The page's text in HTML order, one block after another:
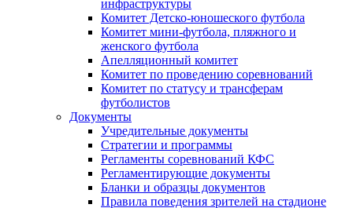
инфраструктуры
Комитет Детско-юношеского футбола
Комитет мини-футбола, пляжного и
женского футбола
Апелляционный комитет
Комитет по проведению соревнований
Комитет по статусу и трансферам
футболистов
Документы
Учредительные документы
Стратегии и программы
Регламенты соревнований КФС
Регламентирующие документы
Бланки и образцы документов
Правила поведения зрителей на стадионе